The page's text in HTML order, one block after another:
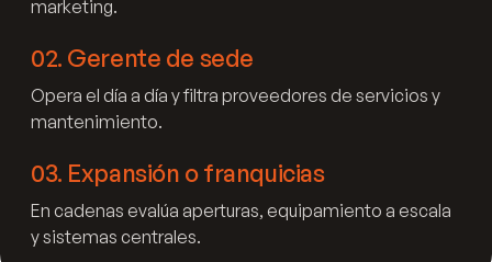
marketing.
02. Gerente de sede
Opera el día a día y filtra proveedores de servicios y
mantenimiento.
03. Expansión o franquicias
En cadenas evalúa aperturas, equipamiento a escala
y sistemas centrales.